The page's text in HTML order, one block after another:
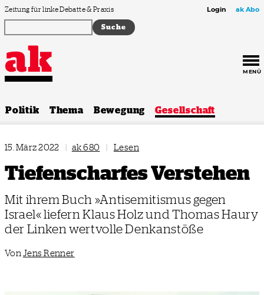
Zum Inhalt springen
Zeitung für linke Debatte & Praxis Login ak Abo
MENÜ
Politik Thema Bewegung Gesellschaft
15. März 2022 | ak 680 | Lesen
Tiefenscharfes Verstehen
Mit ihrem Buch »Antisemitismus gegen
Israel« liefern Klaus Holz und Thomas Haury
der Linken wertvolle Denkanstöße
Von Jens Renner